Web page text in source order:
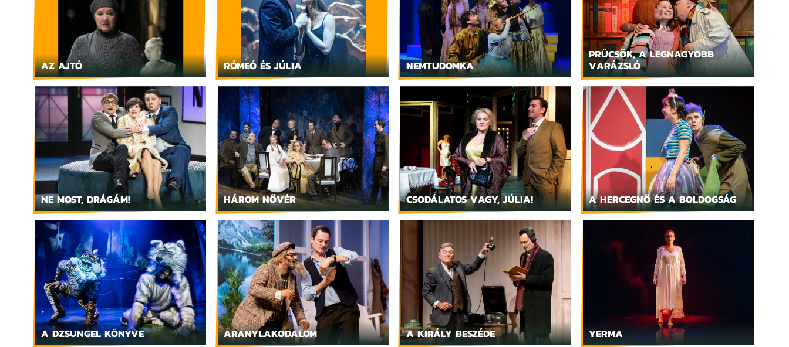
AZ AJTÓ RÓMEÓ ÉS JÚLIA NEMTUDOMKA
PRÜCSÖK, A LEGNAGYOBB
VARÁZSLÓ
NE MOST, DRÁGÁM! HÁROM NŐVÉR CSODÁLATOS VAGY, JÚLIA! A HERCEGNŐ ÉS A BOLDOGSÁG
A DZSUNGEL KÖNYVE ARANYLAKODALOM A KIRÁLY BESZÉDE YERMA